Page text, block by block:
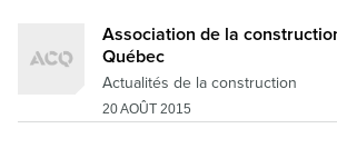
Association de la
Québec
Actualités de la construction
20 AOÛT 2015